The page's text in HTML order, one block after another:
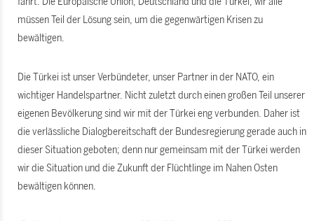
müssen Teil der Lösung sein, um die gegenwärtigen Krisen zu
bewältigen.
Die Türkei ist unser Verbündeter, unser Partner in der NATO, ein
wichtiger Handelspartner. Nicht zuletzt durch einen großen Teil unserer
eigenen Bevölkerung sind wir mit der Türkei eng verbunden. Daher ist
die verlässliche Dialogbereitschaft der Bundesregierung gerade auch in
dieser Situation geboten; denn nur gemeinsam mit der Türkei werden
wir die Situation und die Zukunft der Flüchtlinge im Nahen Osten
bewältigen können.